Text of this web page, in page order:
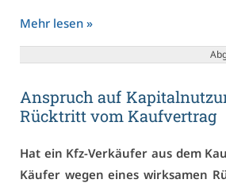
Mehr le­sen »
An­spruch auf
Rück­tritt vom Kauf­ver­trag
Hat ein Kfz-Ver­käu­fer aus dem
Käu­fer we­gen ei­nes wirk­sa­men